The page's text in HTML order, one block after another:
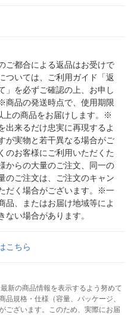
ご都合による返品はお受けで
ついては、ご利用ガイド「返
」を必ずご確認の上、お申し
商品の発送時点で、使用期限
上の商品をお届けします。※
出来るだけ忠実に再現するよ
が実物と若干異なる場合がご
のお客様にご利用いただくた
からの大量のご注文、同一の
のご注文は、ご注文のキャン
だく場合がございます。※一
品、またはお届け地域等によ
ない場合があります。
こちら
新の商品情報を表示するよう努めて
品規格・仕様（容量、パッケージ、
ございます。このため、実際にお届